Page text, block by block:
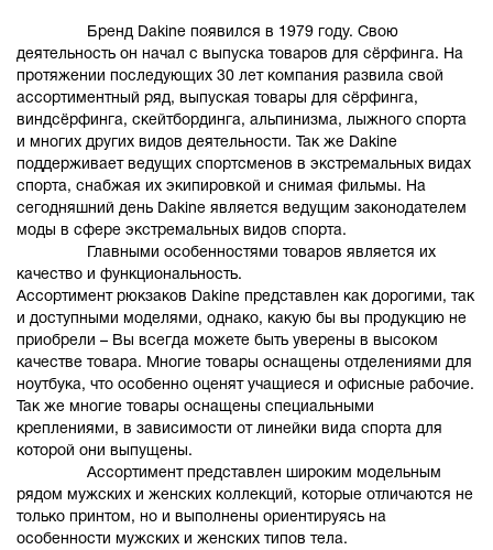
Бренд Dakine появился в 1979 году. Свою
деятельность он начал с выпуска товаров для сёрфинга. На
протяжении последующих 30 лет компания развила свой
ассортиментный ряд, выпуская товары для сёрфинга,
виндсёрфинга, скейтбординга, альпинизма, лыжного спорта
и многих других видов деятельности. Так же Dakine
поддерживает ведущих спортсменов в экстремальных видах
спорта, снабжая их экипировкой и снимая фильмы. На
сегодняшний день Dakine является ведущим законодателем
моды в сфере экстремальных видов спорта.
Главными особенностями товаров является их
качество и функциональность.
Ассортимент рюкзаков Dakine представлен как дорогими, так
и доступными моделями, однако, какую бы вы продукцию не
приобрели – Вы всегда можете быть уверены в высоком
качестве товара. Многие товары оснащены отделениями для
ноутбука, что особенно оценят учащиеся и офисные рабочие.
Так же многие товары оснащены специальными
креплениями, в зависимости от линейки вида спорта для
которой они выпущены.
Ассортимент представлен широким модельным
рядом мужских и женских коллекций, которые отличаются не
только принтом, но и выполнены ориентируясь на
особенности мужских и женских типов тела.